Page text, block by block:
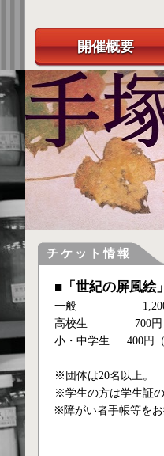
開催概要
チケット情報
■「世紀の屏風絵
一般 1,200円（
高校生 700円（
小・中学生 400円（
※団体は20名以上。
※学生の方は学生証の
※障がい者手帳等をお